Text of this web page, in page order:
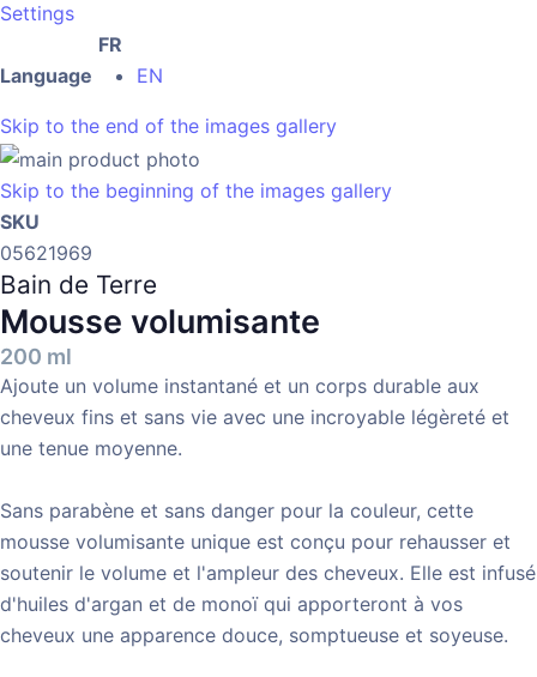
Settings
Language
FR
EN
Skip to the end of the images gallery
Skip to the beginning of the images gallery
SKU
05621969
Bain de Terre
Mousse volumisante
200 ml
Ajoute un volume instantané et un corps durable aux
cheveux fins et sans vie avec une incroyable légèreté et
une tenue moyenne.
Sans parabène et sans danger pour la couleur, cette
mousse volumisante unique est conçu pour rehausser et
soutenir le volume et l'ampleur des cheveux. Elle est infusé
d'huiles d'argan et de monoï qui apporteront à vos
cheveux une apparence douce, somptueuse et soyeuse.